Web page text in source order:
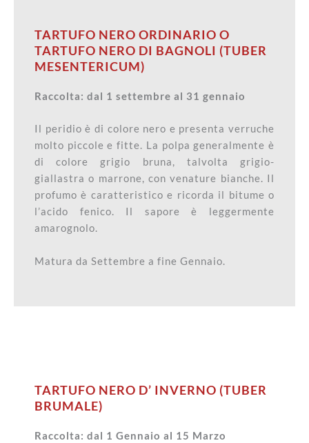
TARTUFO NERO ORDINARIO O
TARTUFO NERO DI BAGNOLI (TUBER
MESENTERICUM)
Raccolta: dal 1 settembre al 31 gennaio
Il peridio è di colore nero e presenta verruche
molto piccole e fitte. La polpa generalmente è
di colore grigio bruna, talvolta grigio-
giallastra o marrone, con venature bianche. Il
profumo è caratteristico e ricorda il bitume o
l’acido fenico. Il sapore è leggermente
amarognolo.
Matura da Settembre a fine Gennaio.
TARTUFO NERO D’ INVERNO (TUBER
BRUMALE)
Raccolta: dal 1 Gennaio al 15 Marzo